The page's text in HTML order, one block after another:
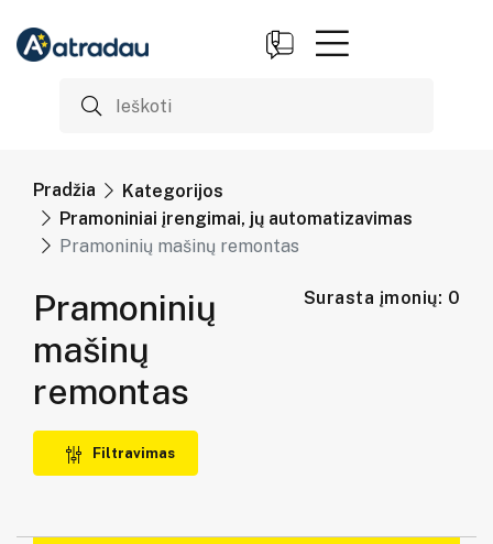
Pradžia
Kategorijos
Pramoniniai įrengimai, jų automatizavimas
Pramoninių mašinų remontas
Pramoninių
mašinų
remontas
Surasta įmonių: 0
Filtravimas